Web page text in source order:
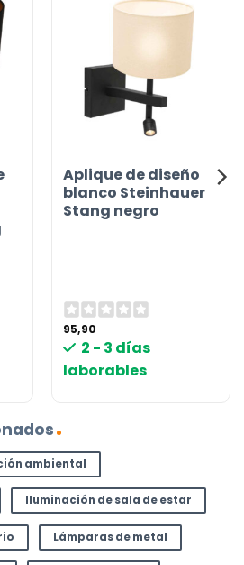
Aplique de diseño
blanco Steinhauer
Stang negro
95,90
2 - 3 días
laborables
ambiental
Iluminación de sala de estar
Lámparas de metal